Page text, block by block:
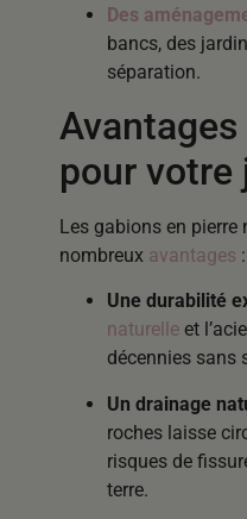
Des
bancs, des
séparation.
pour votre
Les gabions en
nombreux avantages :
Une durabilité
naturelle et
décennies sans
Un drainage
roches laisse
risques de
terre.